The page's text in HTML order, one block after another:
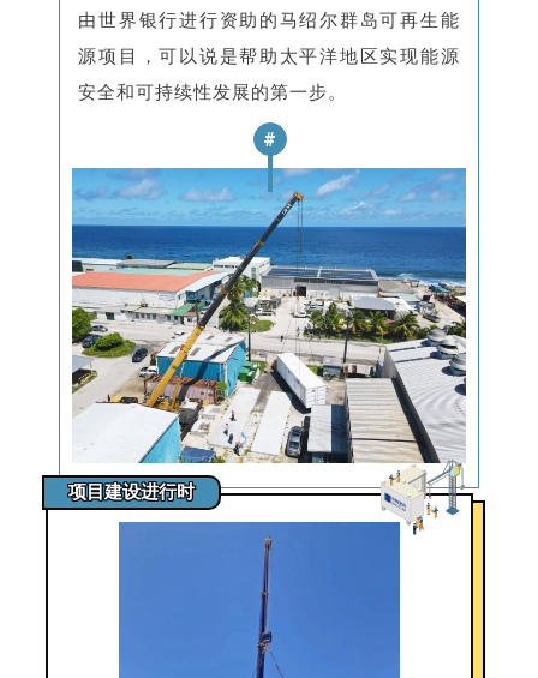
由世界银行进行资助的马绍尔群岛可再生能
源项目，可以说是帮助太平洋地区实现能源
安全和可持续性发展的第一步。
#
项目建设进行时